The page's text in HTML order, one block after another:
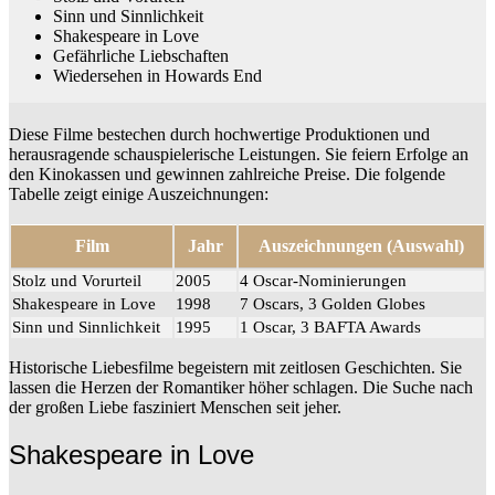
Sinn und Sinnlichkeit
Shakespeare in Love
Gefährliche Liebschaften
Wiedersehen in Howards End
Diese Filme bestechen durch hochwertige Produktionen und
herausragende schauspielerische Leistungen. Sie feiern Erfolge an
den Kinokassen und gewinnen zahlreiche Preise. Die folgende
Tabelle zeigt einige Auszeichnungen:
Film Jahr Auszeichnungen (Auswahl)
Stolz und Vorurteil 2005
4 Oscar-Nominierungen
Shakespeare in Love
1998
7 Oscars, 3 Golden Globes
Sinn und Sinnlichkeit
1995 1 Oscar, 3 BAFTA Awards
Historische Liebesfilme begeistern mit zeitlosen Geschichten. Sie
lassen die Herzen der Romantiker höher schlagen. Die Suche nach
der großen Liebe fasziniert Menschen seit jeher.
Shakespeare in Love